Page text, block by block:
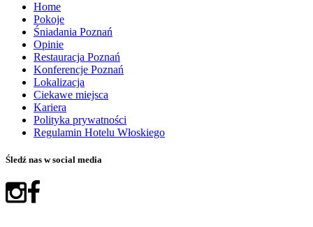
Home
Pokoje
Śniadania Poznań
Opinie
Restauracja Poznań
Konferencje Poznań
Lokalizacja
Ciekawe miejsca
Kariera
Polityka prywatności
Regulamin Hotelu Włoskiego
Śledź nas w social media